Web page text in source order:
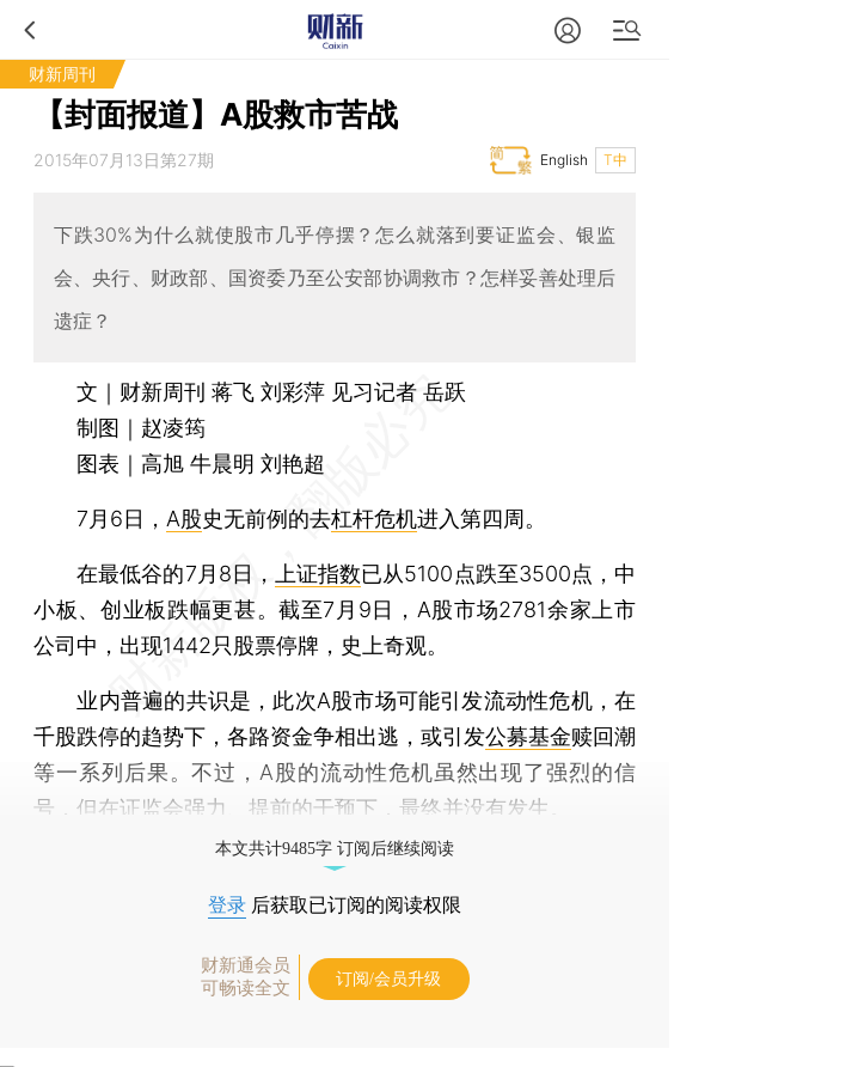
财新周刊
【封面报道】A股救市苦战
2015年07月13日第27期 T中
English
下跌30%为什么就使股市几乎停摆？怎么就落到要证监会、银监
会、央行、财政部、国资委乃至公安部协调救市？怎样妥善处理后
遗症？
文｜财新周刊 蒋飞 刘彩萍 见习记者 岳跃
制图｜赵凌筠
图表｜高旭 牛晨明 刘艳超
7月6日， A股史无前例的去杠杆危机进入第四周。
在最低谷的7月8日， 上证指数已从5100点跌至3500点，中
小板、创业板跌幅更甚。截至7月9日，A股市场2781余家上市
公司中，出现1442只股票停牌，史上奇观。
业内普遍的共识是，此次A股市场可能引发流动性危机，在
千股跌停的趋势下，各路资金争相出逃，或引发公募基金赎回潮
等一系列后果。不过，A股的流动性危机虽然出现了强烈的信
号，但在证监会强力、提前的干预下，最终并没有发生。
本文共计9485字 订阅后继续阅读
登录 后获取已订阅的阅读权限
财新通会员
可畅读全文
订阅/会员升级